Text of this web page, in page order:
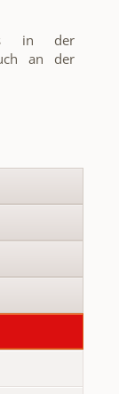
in der
an der